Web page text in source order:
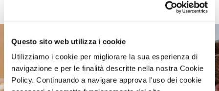
Questo sito web utilizza i cookie
Utilizziamo i cookie per migliorare la sua esperienza di
navigazione e per le finalità descritte nella nostra Cookie
Policy. Continuando a navigare approva l'uso dei cookie